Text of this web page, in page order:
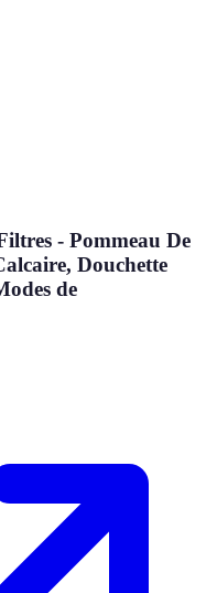
- Pommeau De
Douchette
de